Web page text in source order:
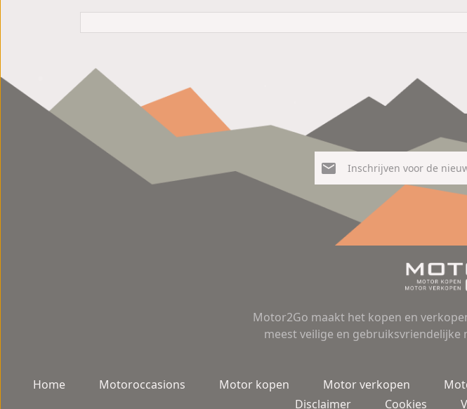
Motor2Go maakt het kopen en
meest veilige en
Home Motoroccasions Motor kopen Motor verkopen
Disclaimer
Cookies